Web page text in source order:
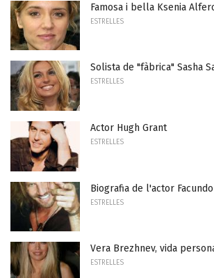
Famosa i bella Ksenia
ESTRELLES
Solista de "fàbrica" ​​Sasha
ESTRELLES
Actor Hugh Grant
ESTRELLES
Biografia de l'actor
ESTRELLES
Vera Brezhnev, vida
ESTRELLES